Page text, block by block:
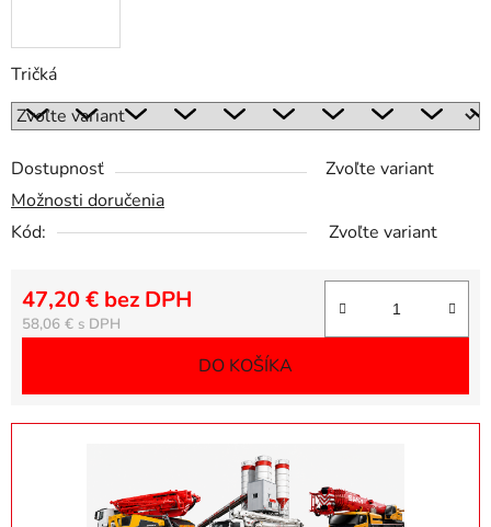
Tričká
Dostupnosť
Zvoľte variant
Možnosti doručenia
Kód:
Zvoľte variant
58,06 €
47,20 € bez DPH
DO KOŠÍKA